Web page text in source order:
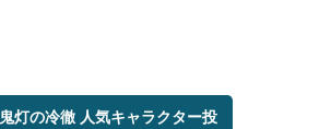
灯の冷徹 人気キャラクター投